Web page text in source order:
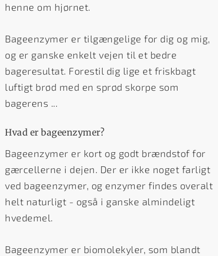
henne om hjørnet.
Bageenzymer er tilgængelige for dig og mig,
og er ganske enkelt vejen til et bedre
bageresultat. Forestil dig lige et friskbagt
luftigt brød med en sprød skorpe som
bagerens ...
Hvad er bageenzymer?
Bageenzymer er kort og godt brændstof for
gærcellerne i dejen. Der er ikke noget farligt
ved bageenzymer, og enzymer findes overalt
helt naturligt - også i ganske almindeligt
hvedemel.
Bageenzymer er biomolekyler, som blandt